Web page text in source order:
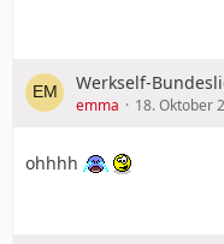
Werkself-
emma 18. Oktober
ohhhh